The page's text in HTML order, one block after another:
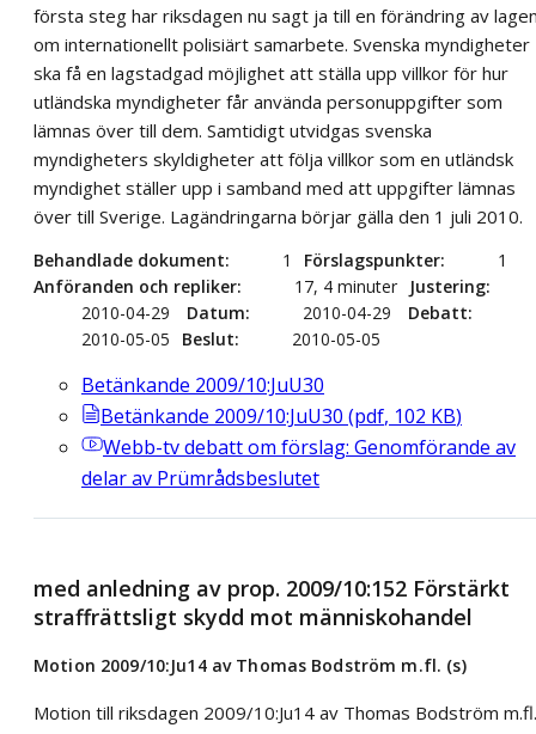
första steg har riksdagen nu sagt ja till en förändring av
om internationellt polisiärt samarbete. Svenska myndigheter
ska få en lagstadgad möjlighet att ställa upp villkor för hur
utländska myndigheter får använda personuppgifter som
lämnas över till dem. Samtidigt utvidgas svenska
myndigheters skyldigheter att följa villkor som en utländsk
myndighet ställer upp i samband med att uppgifter lämnas
över till Sverige. Lagändringarna börjar gälla den 1 juli 2010.
Behandlade dokument 1 Förslagspunkter
1
Anföranden och repliker
17, 4 minuter
Justering
2010-04-29
Datum 2010-04-29
Debatt
2010-05-05
Beslut 2010-05-05
Betänkande 2009/10:JuU30
Betänkande 2009/10:JuU30 (pdf, 102 KB)
Webb-tvdebatt om förslag: Genomförande av
delar av Prümrådsbeslutet
med anledning av prop. 2009/10:152 Förstärkt
straffrättsligt skydd mot människohandel
Motion 2009/10:Ju14 av Thomas Bodström m.fl. (s)
Motion till riksdagen 2009/10:Ju14 av Thomas Bodström m.fl.